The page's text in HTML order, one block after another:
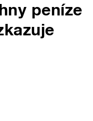
peníze